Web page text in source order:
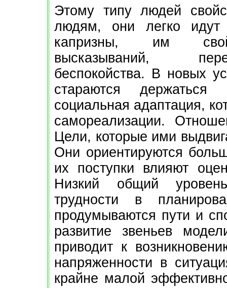
Этому типу людей
людям, они легко
капризны, им
высказываний,
беспокойства. В новых
стараются держаться
социальная адаптация,
самореализации.
Цели, которые ими
Они ориентируются
их поступки влияют
Низкий общий
трудности в
продумываются пути и
развитие звеньев
приводит к
напряженности в
крайне малой